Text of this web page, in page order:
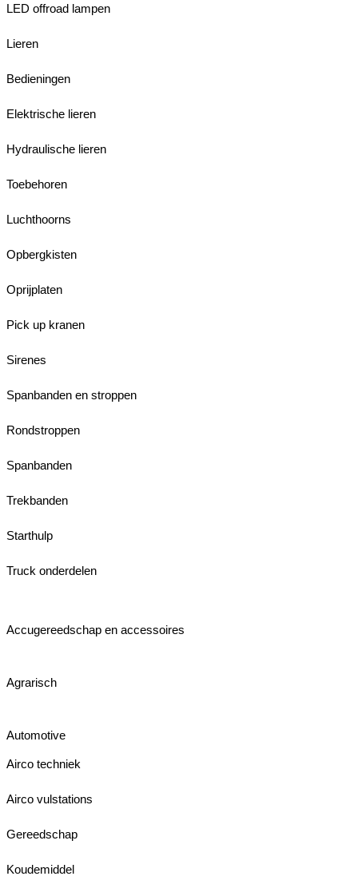
LED offroad lampen
Lieren
Bedieningen
Elektrische lieren
Hydraulische lieren
Toebehoren
Luchthoorns
Opbergkisten
Oprijplaten
Pick up kranen
Sirenes
Spanbanden en stroppen
Rondstroppen
Spanbanden
Trekbanden
Starthulp
Truck onderdelen
Accugereedschap en accessoires
Agrarisch
Automotive
Airco techniek
Airco vulstations
Gereedschap
Koudemiddel